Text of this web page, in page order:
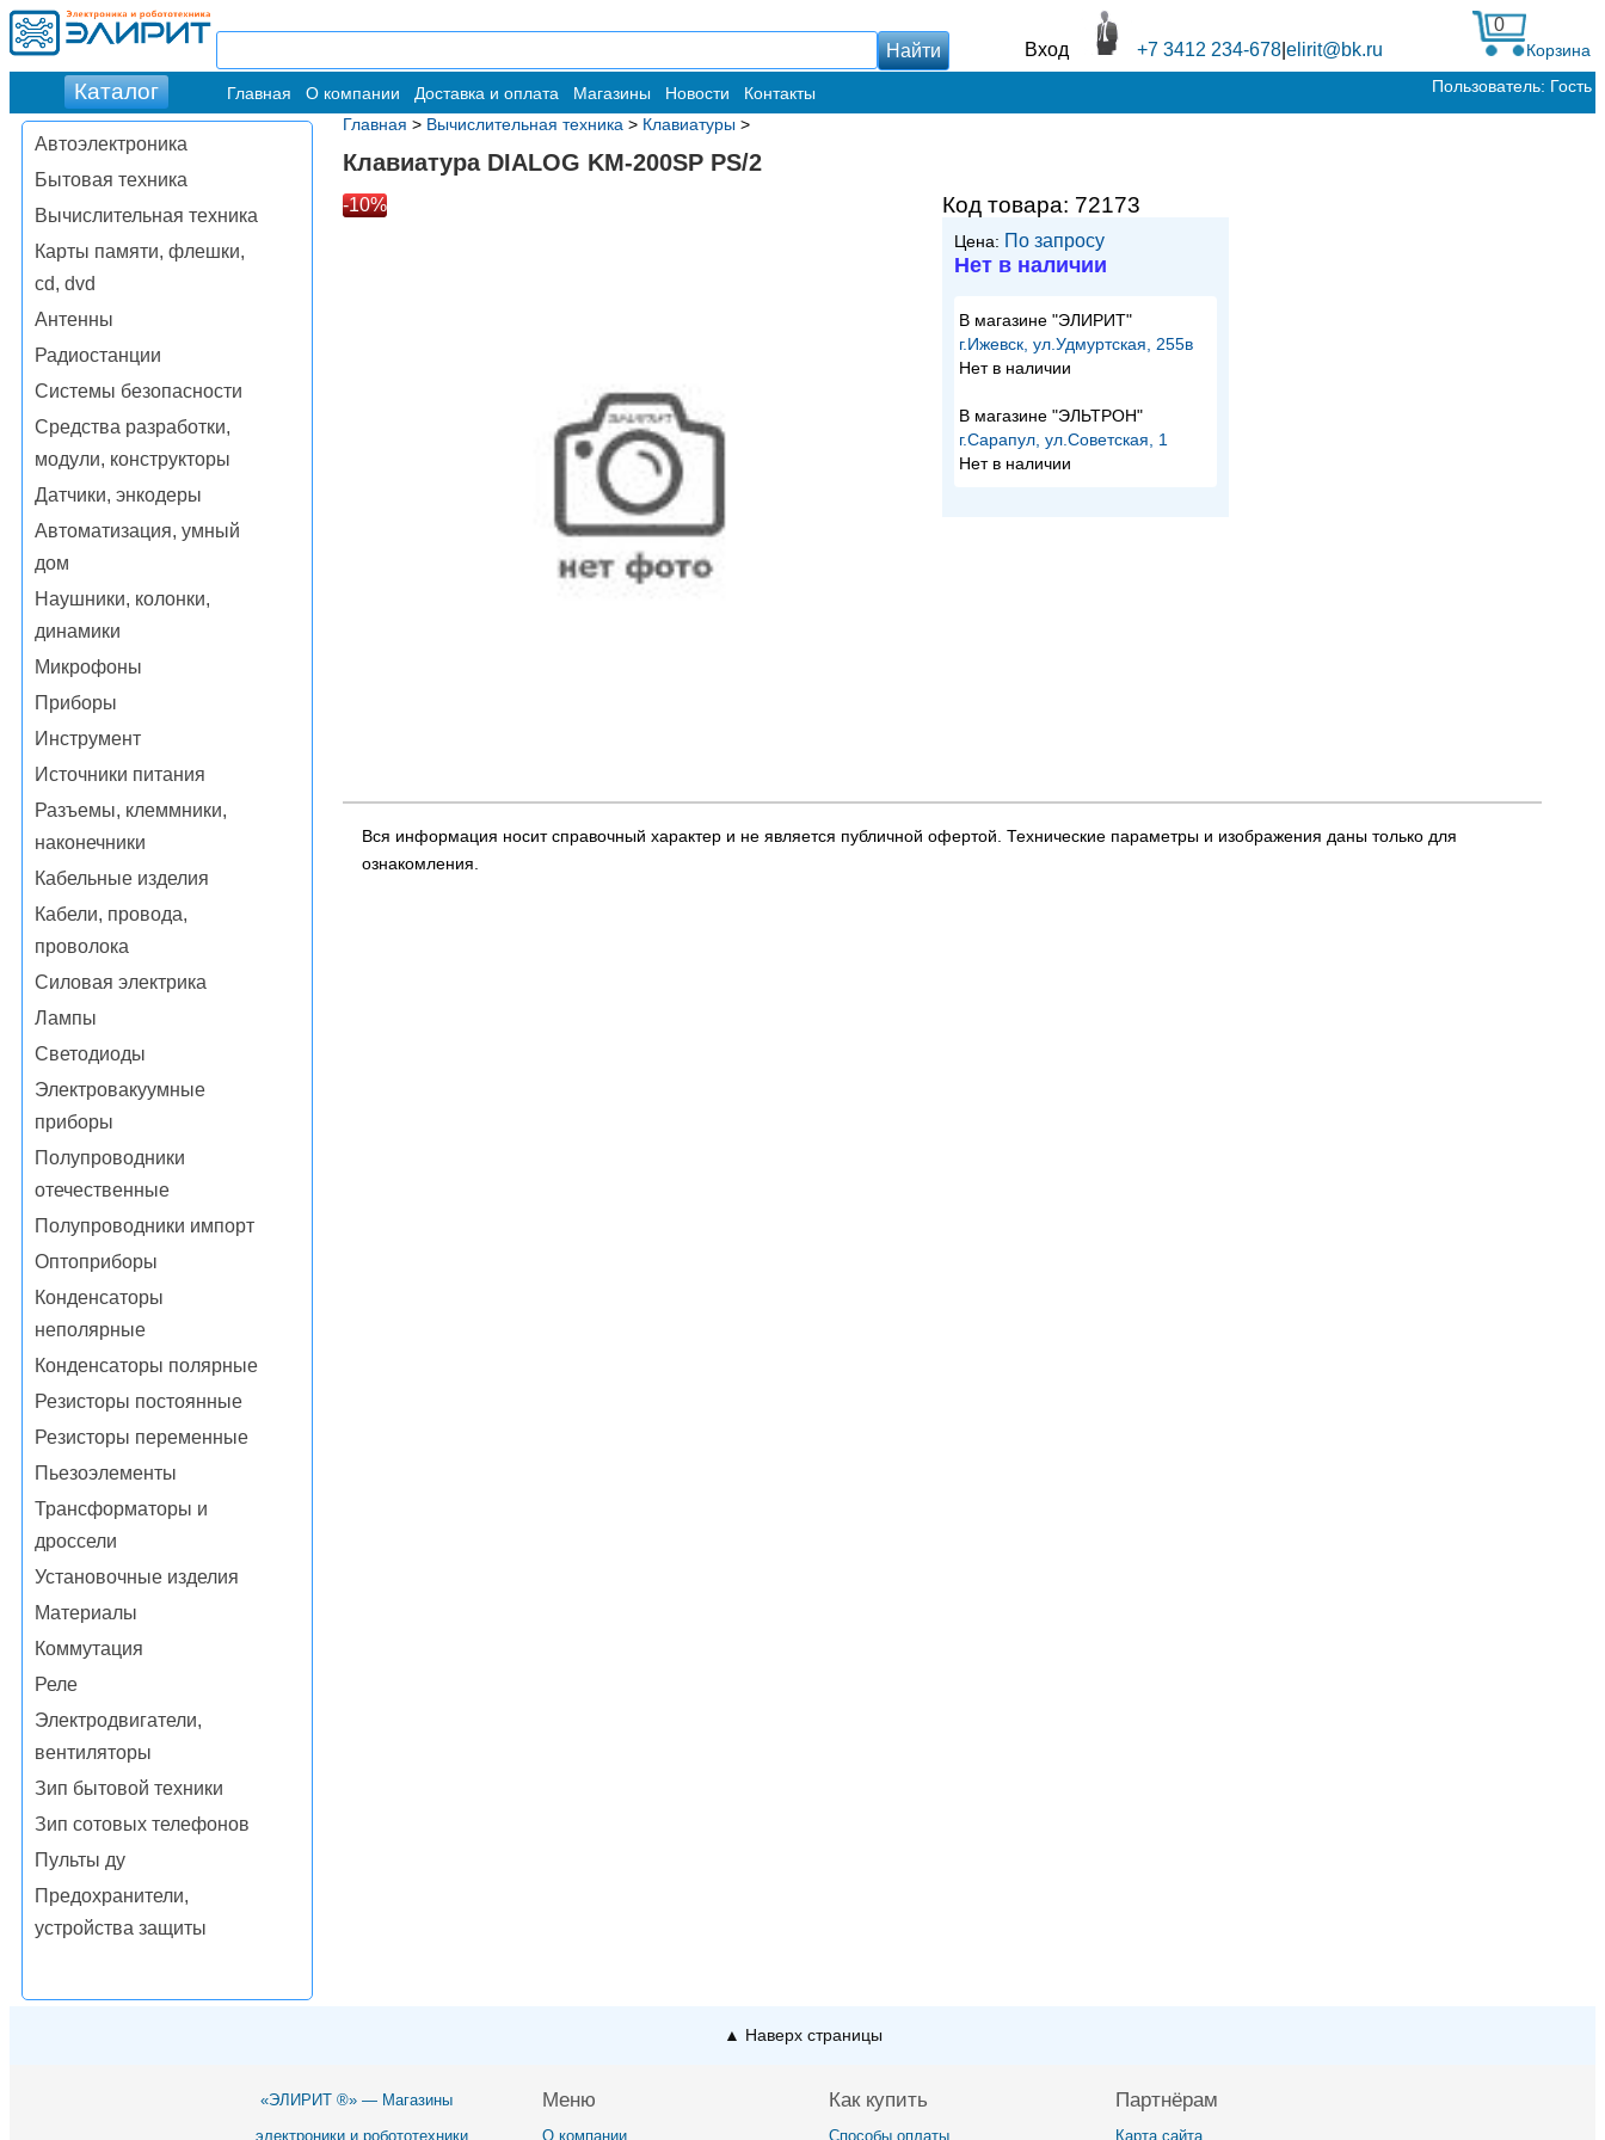
Вход +7 3412 234-678 elirit@bk.ru
0
Корзина
Главная О компании Доставка и оплата Магазины Новости Контакты Пользователь: Гость
Автоэлектроника
Бытовая техника
Вычислительная техника
Карты памяти, флешки,
cd, dvd
Антенны
Радиостанции
Системы безопасности
Средства разработки,
модули, конструкторы
Датчики, энкодеры
Автоматизация, умный
дом
Наушники, колонки,
динамики
Микрофоны
Приборы
Инструмент
Источники питания
Разъемы, клеммники,
наконечники
Кабельные изделия
Кабели, провода,
проволока
Силовая электрика
Лампы
Светодиоды
Электровакуумные
приборы
Полупроводники
отечественные
Полупроводники импорт
Оптоприборы
Конденсаторы
неполярные
Конденсаторы полярные
Резисторы постоянные
Резисторы переменные
Пьезоэлементы
Трансформаторы и
дроссели
Установочные изделия
Материалы
Коммутация
Реле
Электродвигатели,
вентиляторы
Зип бытовой техники
Зип сотовых телефонов
Пульты ду
Предохранители,
устройства защиты
Главная > Вычислительная техника > Клавиатуры >
Клавиатура DIALOG KM-200SP PS/2
-10% Код товара: 72173
Цена: По запросу
Нет в наличии
В магазине "ЭЛИРИТ"
г.Ижевск, ул.Удмуртская, 255в
Нет в наличии
В магазине "ЭЛЬТРОН"
г.Сарапул, ул.Советская, 1
Нет в наличии
Вся информация носит справочный характер и не является публичной офертой. Технические параметры и изображения даны только для
ознакомления.
▲ Наверх страницы
«ЭЛИРИТ ®» — Магазины
электроники и робототехники
Меню
О компании
Как купить
Способы оплаты
Партнёрам
Карта сайта